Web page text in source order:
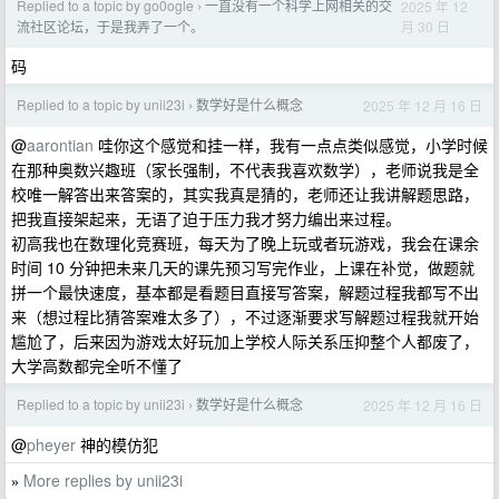
Replied to a topic by go0ogle › 一直没有一个科学上网相关的交
流社区论坛，于是我弄了一个。
2025 年 12
月 30 日
码
Replied to a topic by unii23i › 数学好是什么概念 2025 年 12 月 16 日
@aarontian 哇你这个感觉和挂一样，我有一点点类似感觉，小学时候
在那种奥数兴趣班（家长强制，不代表我喜欢数学），老师说我是全
校唯一解答出来答案的，其实我真是猜的，老师还让我讲解题思路，
把我直接架起来，无语了迫于压力我才努力编出来过程。
初高我也在数理化竞赛班，每天为了晚上玩或者玩游戏，我会在课余
时间 10 分钟把未来几天的课先预习写完作业，上课在补觉，做题就
拼一个最快速度，基本都是看题目直接写答案，解题过程我都写不出
来（想过程比猜答案难太多了），不过逐渐要求写解题过程我就开始
尴尬了，后来因为游戏太好玩加上学校人际关系压抑整个人都废了，
大学高数都完全听不懂了
Replied to a topic by unii23i › 数学好是什么概念 2025 年 12 月 16 日
@pheyer 神的模仿犯
» More replies by unii23i